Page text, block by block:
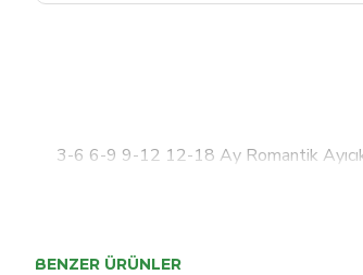
3-6 6-9 9-12 12-18 Ay Romantik Ayıcık
BENZER ÜRÜNLER